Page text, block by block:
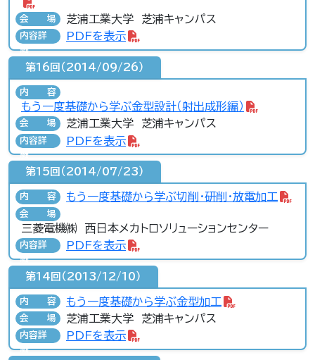
会場 芝浦工業大学 芝浦キャンパス
内容詳
細
PDFを表示
第16回（2014/09/26）
内容
もう一度基礎から学ぶ金型設計（射出成形編）
会場 芝浦工業大学 芝浦キャンパス
内容詳
細
PDFを表示
第15回（2014/07/23）
内容 もう一度基礎から学ぶ切削・研削・放電加工
会場
三菱電機㈱ 西日本メカトロソリューションセンター
内容詳
細
PDFを表示
第14回（2013/12/10）
内容 もう一度基礎から学ぶ金型加工
会場 芝浦工業大学 芝浦キャンパス
内容詳
細
PDFを表示